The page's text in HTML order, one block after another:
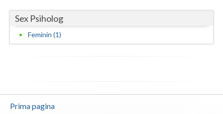
Tulcea
Valcea
Sex Psiholog
Feminin (1)
Prima pagina